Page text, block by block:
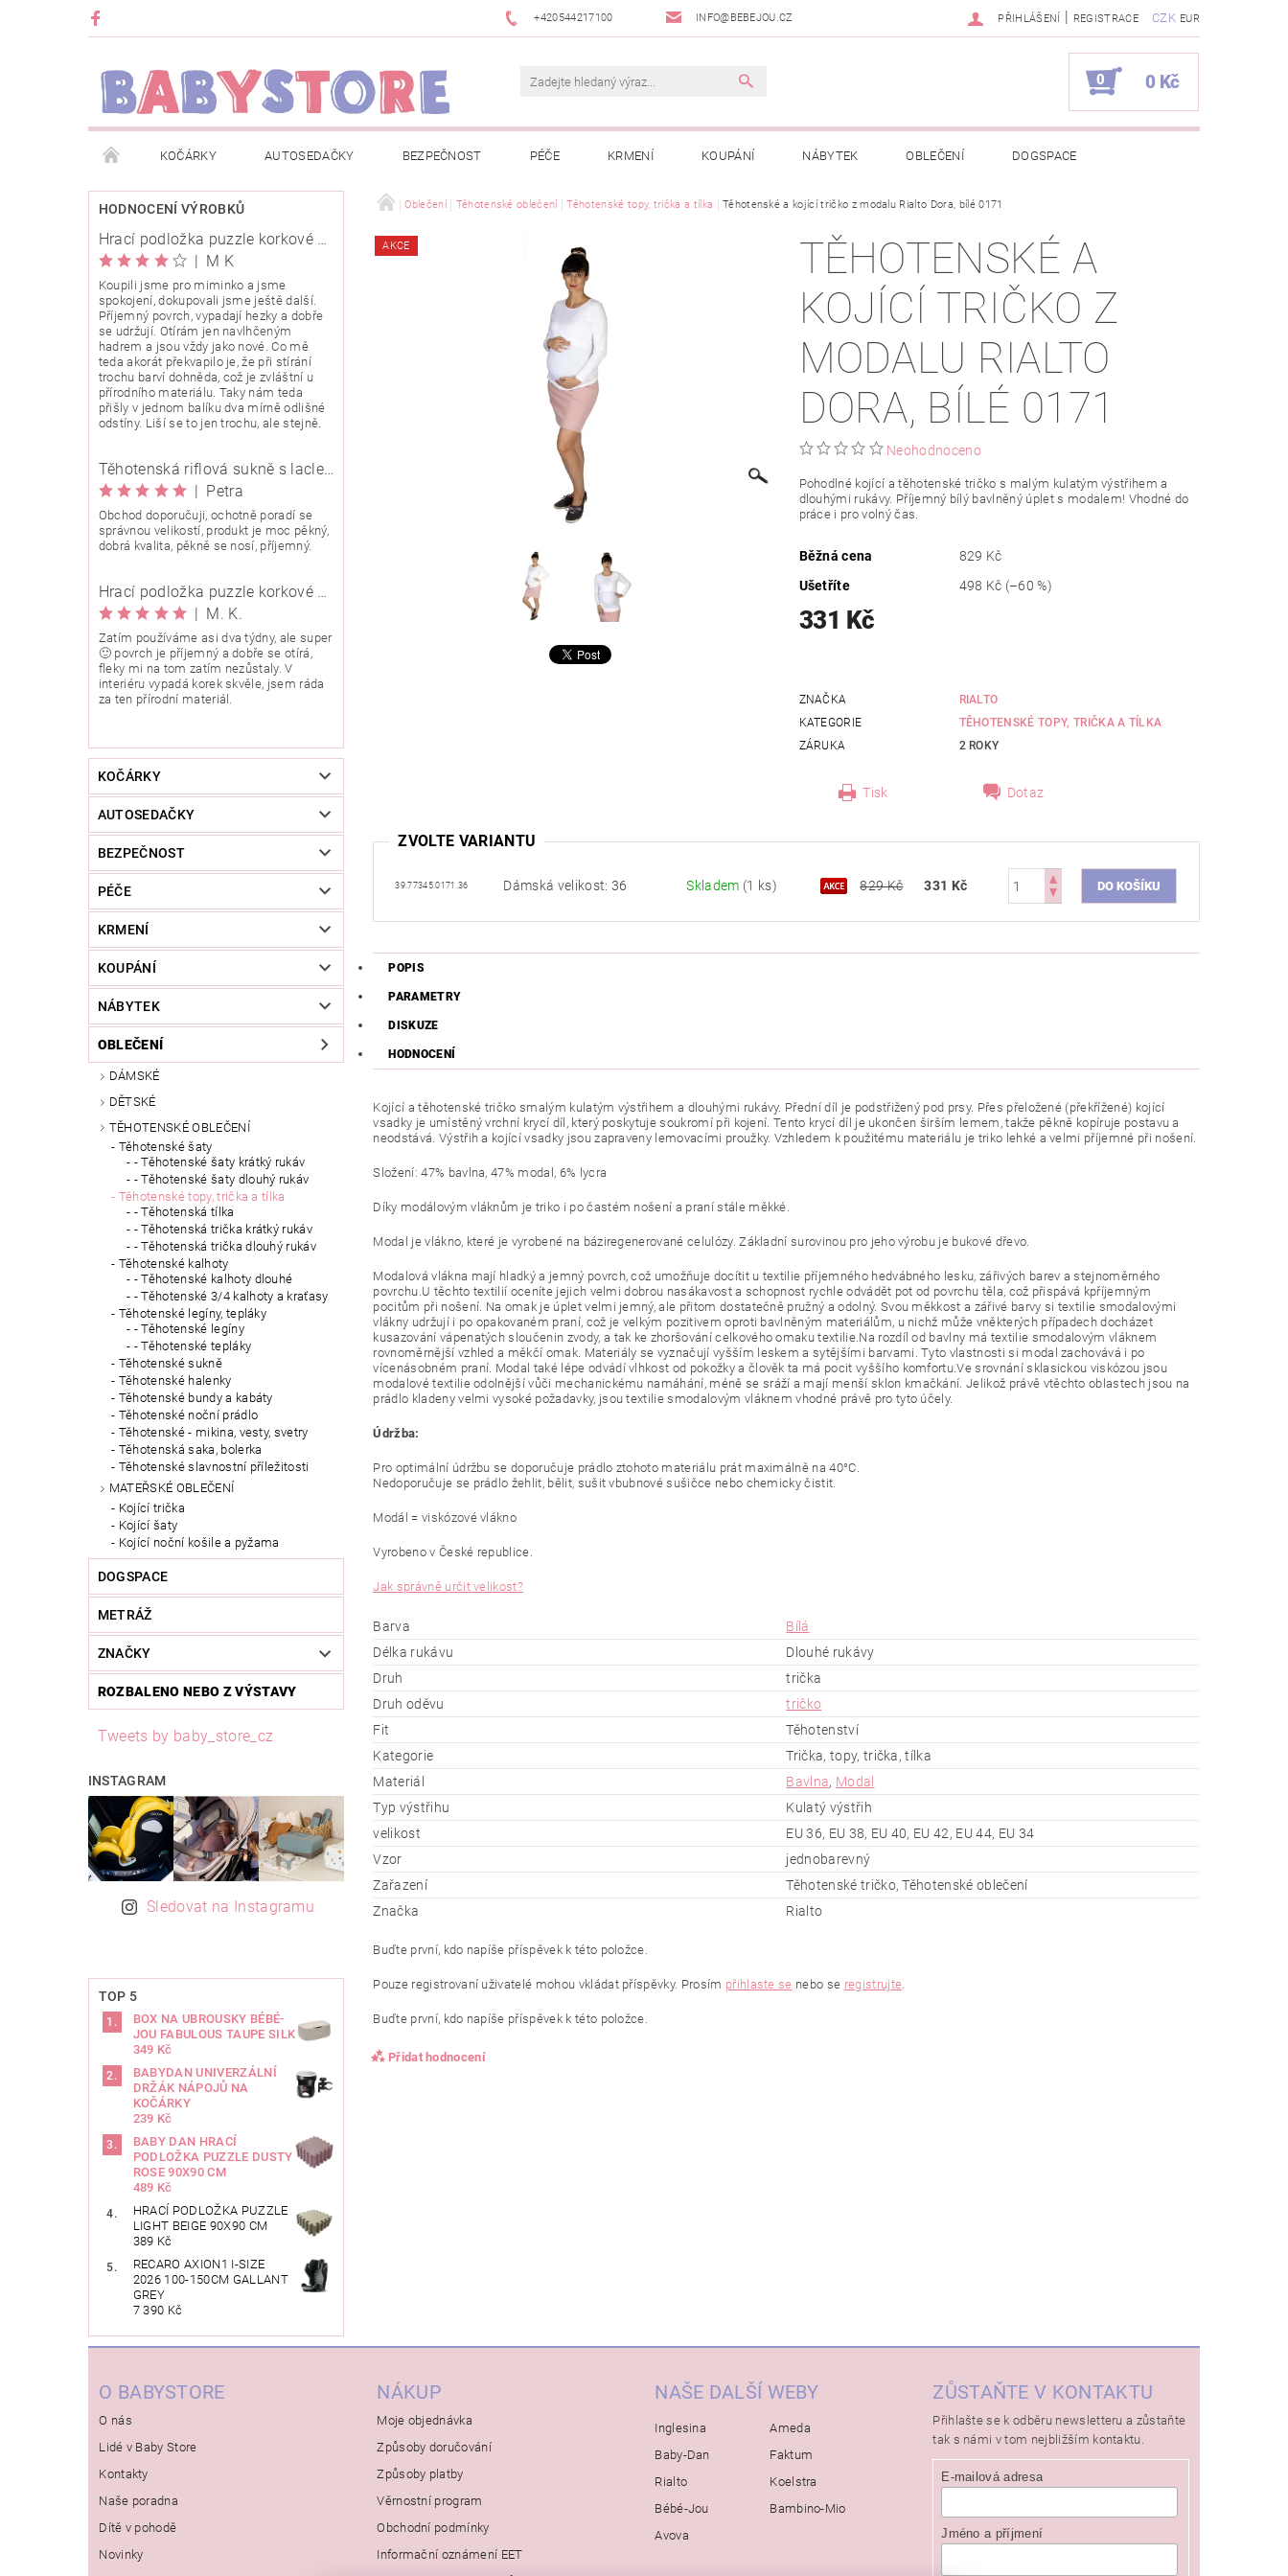
+420544217100 INFO@BEBEJOU.CZ CZK EUR
PŘIHLÁŠENÍ | REGISTRACE
0 0 Kč
KOČÁRKY AUTOSEDAČKY BEZPEČNOST PÉČE KRMENÍ KOUPÁNÍ NÁBYTEK OBLEČENÍ DOGSPACE
METRÁŽ ZNAČKY ROZBALENO NEBO Z VÝSTAVY JAK SPRÁVNĚ ÚRČIT VELIKOST JAK KOUPIT KOLEKCI Z BÉBÉ-JOU
OBCHODNÍ PODMÍNKY INFORMACE O EVIDENCI TRŽEB EET INFORMACE O ZPRACOVÁNÍ OSOBNÍCH ÚDAJŮ NAPIŠTE NÁM KONTAKTY
O NÁS KARIERA KLUB BABYSTORE ODSTOUPENÍ OD SMLOUVY MOJE OBJEDNÁVKA
HODNOCENÍ VÝROBKŮ
Hrací podložka puzzle korkové 120x120cm
| M K
Koupili jsme pro miminko a jsme
spokojení, dokupovali jsme ještě další.
Příjemný povrch, vypadají hezky a dobře
se udržují. Otírám jen navlhčeným
hadrem a jsou vždy jako nové. Co mě
teda akorát překvapilo je, že při stírání
trochu barví dohněda, což je zvláštní u
přírodního materiálu. Taky nám teda
přišly v jednom balíku dva mírně odlišné
odstíny. Liší se to jen trochu, ale stejně.
Těhotenská riflová sukně s laclem Rialto Wingles 01753
| Petra
Obchod doporučuji, ochotně poradí se
správnou velikostí, produkt je moc pěkný,
dobrá kvalita, pěkně se nosí, příjemný.
Hrací podložka puzzle korkové 90x90 cm
| M. K.
Zatím používáme asi dva týdny, ale super
🙂 povrch je příjemný a dobře se otírá,
fleky mi na tom zatím nezůstaly. V
interiéru vypadá korek skvěle, jsem ráda
za ten přírodní materiál.
KOČÁRKY
AUTOSEDAČKY
BEZPEČNOST
PÉČE
KRMENÍ
KOUPÁNÍ
NÁBYTEK
OBLEČENÍ
DÁMSKÉ
DĚTSKÉ
TĚHOTENSKÉ OBLEČENÍ
Těhotenské šaty
- Těhotenské šaty krátký rukáv
- Těhotenské šaty dlouhý rukáv
Těhotenské topy, trička a tílka
- Těhotenská tílka
- Těhotenská trička krátký rukáv
- Těhotenská trička dlouhý rukáv
Těhotenské kalhoty
- Těhotenské kalhoty dlouhé
- Těhotenské 3/4 kalhoty a kraťasy
Těhotenské legíny, tepláky
- Těhotenské legíny
- Těhotenské tepláky
Těhotenské sukně
Těhotenské halenky
Těhotenské bundy a kabáty
Těhotenské noční prádlo
Těhotenské - mikina, vesty, svetry
Těhotenská saka, bolerka
Těhotenské slavnostní příležitosti
MATEŘSKÉ OBLEČENÍ
Kojící trička
Kojící šaty
Kojící noční košile a pyžama
DOGSPACE
METRÁŽ
ZNAČKY
ROZBALENO NEBO Z VÝSTAVY
Tweets by baby_store_cz
INSTAGRAM
Sledovat na Instagramu
TOP 5
BOX NA UBROUSKY BÉBÉ-
JOU FABULOUS TAUPE SILK
349 Kč
BABYDAN UNIVERZÁLNÍ
DRŽÁK NÁPOJŮ NA
KOČÁRKY
239 Kč
BABY DAN HRACÍ
PODLOŽKA PUZZLE DUSTY
ROSE 90X90 CM
489 Kč
HRACÍ PODLOŽKA PUZZLE
LIGHT BEIGE 90X90 CM
389 Kč
RECARO AXION1 I-SIZE
2026 100-150CM GALLANT
GREY
7 390 Kč
Oblečení Těhotenské oblečení Těhotenské topy, trička a tílka Těhotenské a kojící tričko z modalu Rialto Dora, bílé 0171
AKCE
TĚHOTENSKÉ A
KOJÍCÍ TRIČKO Z
MODALU RIALTO
DORA, BÍLÉ 0171
Neohodnoceno
Pohodlné kojící a těhotenské tričko s malým kulatým výstřihem a
dlouhými rukávy. Příjemný bílý bavlněný úplet s modalem! Vhodné do
práce i pro volný čas.
Běžná cena
829 Kč
Ušetříte
498 Kč (–60 %)
331 Kč
ZNAČKA
RIALTO
KATEGORIE
TĚHOTENSKÉ TOPY, TRIČKA A TÍLKA
ZÁRUKA
2 ROKY
Tisk Dotaz
ZVOLTE VARIANTU
39.77345.0171.36 Dámská velikost: 36 Skladem (1 ks) 829 Kč 331 Kč
POPIS
PARAMETRY
DISKUZE
HODNOCENÍ
Kojící a těhotenské tričko smalým kulatým výstřihem a dlouhými rukávy. Přední díl je podstřižený pod prsy. Přes přeložené (překřížené) kojící
vsadky je umístěný vrchní krycí díl, který poskytuje soukromí při kojení. Tento krycí díl je ukončen širším lemem, takže pěkně kopíruje postavu a
neodstává. Výstřih a kojící vsadky jsou zapraveny lemovacími proužky. Vzhledem k použitému materiálu je triko lehké a velmi příjemné při nošení.
Složení: 47% bavlna, 47% modal, 6% lycra
Díky modálovým vláknům je triko i po častém nošení a praní stále měkké.
Modal je vlákno, které je vyrobené na báziregenerované celulózy. Základní surovinou pro jeho výrobu je bukové dřevo.
Modalová vlákna mají hladký a jemný povrch, což umožňuje docítit u textilie příjemného hedvábného lesku, zářivých barev a stejnoměrného
povrchu.U těchto textilií oceníte jejich velmi dobrou nasákavost a schopnost rychle odvádět pot od povrchu těla, což přispává kpříjemným
pocitům při nošení. Na omak je úplet velmi jemný, ale přitom dostatečně pružný a odolný. Svou měkkost a zářivé barvy si textilie smodalovými
vlákny udržují i po opakovaném praní, což je velkým pozitivem oproti bavlněným materiálům, u nichž může vněkterých případech docházet
kusazování vápenatých sloučenin zvody, a tak ke zhoršování celkového omaku textilie.Na rozdíl od bavlny má textilie smodalovým vláknem
rovnoměrnější vzhled a měkčí omak. Materiály se vyznačují vyšším leskem a sytějšími barvami. Tyto vlastnosti si modal zachovává i po
vícenásobném praní. Modal také lépe odvádí vlhkost od pokožky a člověk ta má pocit vyššího komfortu.Ve srovnání sklasickou viskózou jsou
modalové textilie odolnější vůči mechanickému namáhání, méně se sráží a mají menší sklon kmačkání. Jelikož právě vtěchto oblastech jsou na
prádlo kladeny velmi vysoké požadavky, jsou textilie smodalovým vláknem vhodné právě pro tyto účely.
Údržba:
Pro optimální údržbu se doporučuje prádlo ztohoto materiálu prát maximálně na 40°C.
Nedoporučuje se prádlo žehlit, bělit, sušit vbubnové sušičce nebo chemicky čistit.
Modál = viskózové vlákno
Vyrobeno v České republice.
Jak správně určit velikost?
Barva
Bílá
Délka rukávu
Dlouhé rukávy
Druh
trička
Druh oděvu
tričko
Fit
Těhotenství
Kategorie
Trička, topy, trička, tílka
Materiál
Bavlna, Modal
Typ výstřihu
Kulatý výstřih
velikost
EU 36, EU 38, EU 40, EU 42, EU 44, EU 34
Vzor
jednobarevný
Zařazení
Těhotenské tričko, Těhotenské oblečení
Značka
Rialto
Buďte první, kdo napíše příspěvek k této položce.
Pouze registrovaní uživatelé mohou vkládat příspěvky. Prosím přihlaste se nebo se registrujte.
Buďte první, kdo napíše příspěvek k této položce.
Přidat hodnocení
O BABYSTORE
O nás
Lidé v Baby Store
Kontakty
Naše poradna
Dítě v pohodě
Novinky
NÁKUP
Moje objednávka
Způsoby doručování
Způsoby platby
Věrnostní program
Obchodní podmínky
Informační oznámení EET
NAŠE DALŠÍ WEBY
Inglesina
Baby-Dan
Rialto
Bébé-Jou
Avova
Ameda
Faktum
Koelstra
Bambino-Mio
ZŮSTAŇTE V KONTAKTU
Přihlašte se k odběru newsletteru a zůstaňte
tak s námi v tom nejbližším kontaktu.
E-mailová adresa
Jméno a příjmení